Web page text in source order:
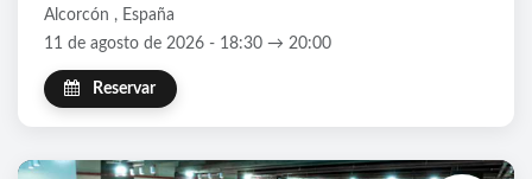
Alcorcón , España
11 de agosto de 2026 - 18:30 → 20:00
Reservar